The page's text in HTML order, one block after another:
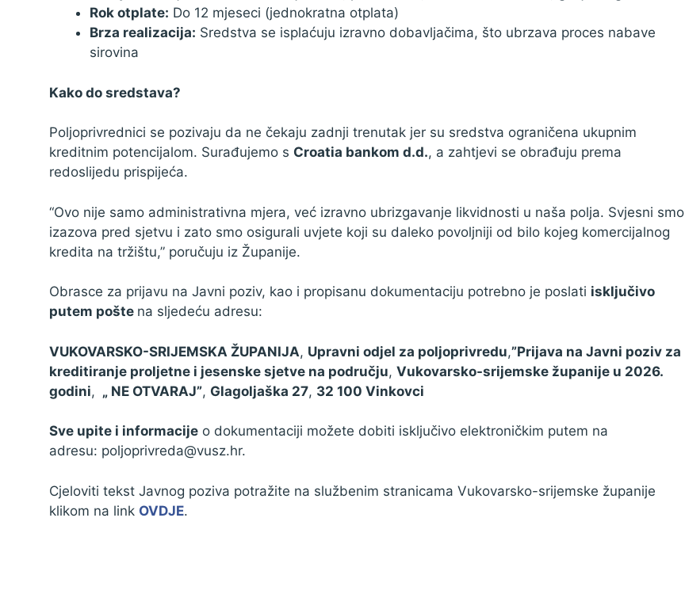
Rok otplate: Do 12 mjeseci (jednokratna otplata)
Brza realizacija: Sredstva se isplaćuju izravno dobavljačima, što ubrzava proces nabave
sirovina
Kako do sredstava?
Poljoprivrednici se pozivaju da ne čekaju zadnji trenutak jer su sredstva ograničena ukupnim
kreditnim potencijalom. Surađujemo s Croatia bankom d.d., a zahtjevi se obrađuju prema
redoslijedu prispijeća.
“Ovo nije samo administrativna mjera, već izravno ubrizgavanje likvidnosti u naša polja. Svjesni smo
izazova pred sjetvu i zato smo osigurali uvjete koji su daleko povoljniji od bilo kojeg komercijalnog
kredita na tržištu,” poručuju iz Županije.
Obrasce za prijavu na Javni poziv, kao i propisanu dokumentaciju potrebno je poslati isključivo
putem pošte na sljedeću adresu:
VUKOVARSKO-SRIJEMSKA ŽUPANIJA, Upravni odjel za poljoprivredu,”Prijava na Javni poziv za
kreditiranje proljetne i jesenske sjetve na području, Vukovarsko-srijemske županije u 2026.
godini, „ NE OTVARAJ”, Glagoljaška 27, 32 100 Vinkovci
Sve upite i informacije o dokumentaciji možete dobiti isključivo elektroničkim putem na
adresu: poljoprivreda@vusz.hr.
Cjeloviti tekst Javnog poziva potražite na službenim stranicama Vukovarsko-srijemske županije
klikom na link OVDJE.